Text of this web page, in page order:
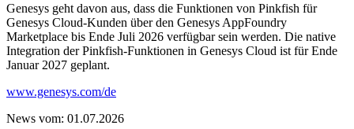
Genesys geht davon aus, dass die Funktionen von Pinkfish für
Genesys Cloud-Kunden über den Genesys AppFoundry
Marketplace bis Ende Juli 2026 verfügbar sein werden. Die native
Integration der Pinkfish-Funktionen in Genesys Cloud ist für Ende
Januar 2027 geplant.
www.genesys.com/de
News vom: 01.07.2026